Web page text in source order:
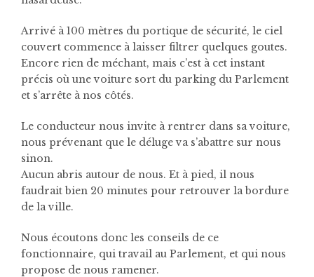
Arrivé à 100 mètres du portique de sécurité, le ciel
couvert commence à laisser filtrer quelques goutes.
Encore rien de méchant, mais c’est à cet instant
précis où une voiture sort du parking du Parlement
et s’arrête à nos côtés.
Le conducteur nous invite à rentrer dans sa voiture,
nous prévenant que le déluge va s’abattre sur nous
sinon.
Aucun abris autour de nous. Et à pied, il nous
faudrait bien 20 minutes pour retrouver la bordure
de la ville.
Nous écoutons donc les conseils de ce
fonctionnaire, qui travail au Parlement, et qui nous
propose de nous ramener.